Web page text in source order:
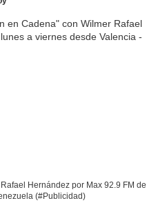
Hernández por Max 92.9 FM de
(#Publicidad)